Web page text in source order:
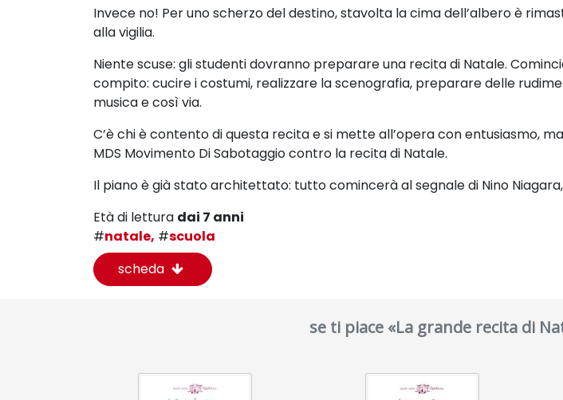
Invece no! Per uno scherzo del destino, stavolta la cima dell’albero è
alla vigilia.
Niente scuse: gli studenti dovranno preparare una recita di Natale.
compito: cucire icostumi, realizzare la scenografia, preparare delle
musica e così via.
C’è chi è contento di questa recita e si mette all’opera con entusiasmo,
MDS Movimento Di Sabotaggiocontro la recita di Natale.
Il piano è già stato architettato: tutto comincerà al segnale di Nino
Età di lettura dai 7 anni
#natale, #scuola
scheda
se ti piace «La grande recita di